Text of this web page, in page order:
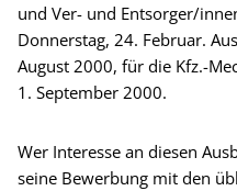
und Ver- und Entsorger/
Donnerstag, 24. Februar.
August 2000, für die Kfz.-
1. September 2000.
Wer Interesse an diesen
seine Bewerbung mit den